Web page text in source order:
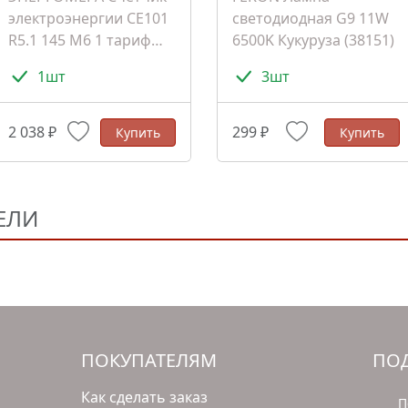
электроэнергии СЕ101
R5.1 145 M6 1 тариф
(101001003011067)
1шт
2 038 ₽ Купить
светодиодная G9 11W
6500K Кукуруза (38151)
3шт
299 ₽ Купить
ПОКУПАТЕЛЯМ
Как сделать заказ